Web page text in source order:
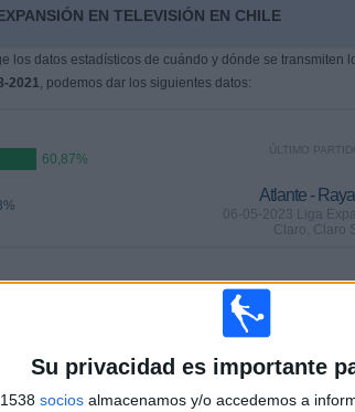
Su privacidad es importante
socios almacenamos y/o accedemos a
EN TELEVISIÓN EN CHILE
los datos estadísticos de cuándo y dónde se transmiten
2021, podemos dar los siguientes datos:
60,87%
ÚLTIMO
Atlante -
06-05-2023 Liga
Claro, Claro
SIN
GRATUÍTO
CONSECUTIVOS